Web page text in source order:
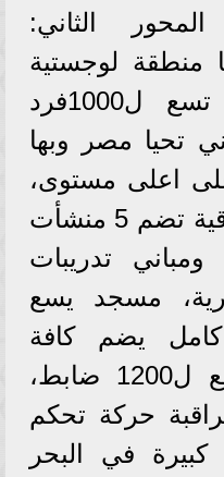
الثاني:
بها منطقة لوجستية
طبية وميس طعام تسع ل1000فرد
تحيا مصر وبها
على اعلى مستوى،
إلى جانب المحاور الباقية تضم 5 منشأت
تدريبات
مسجد يسع
كامل يضم كافة
الأنظمة الحديثة ويسع ل1200 ضابط،
حركة تحكم
في البحر